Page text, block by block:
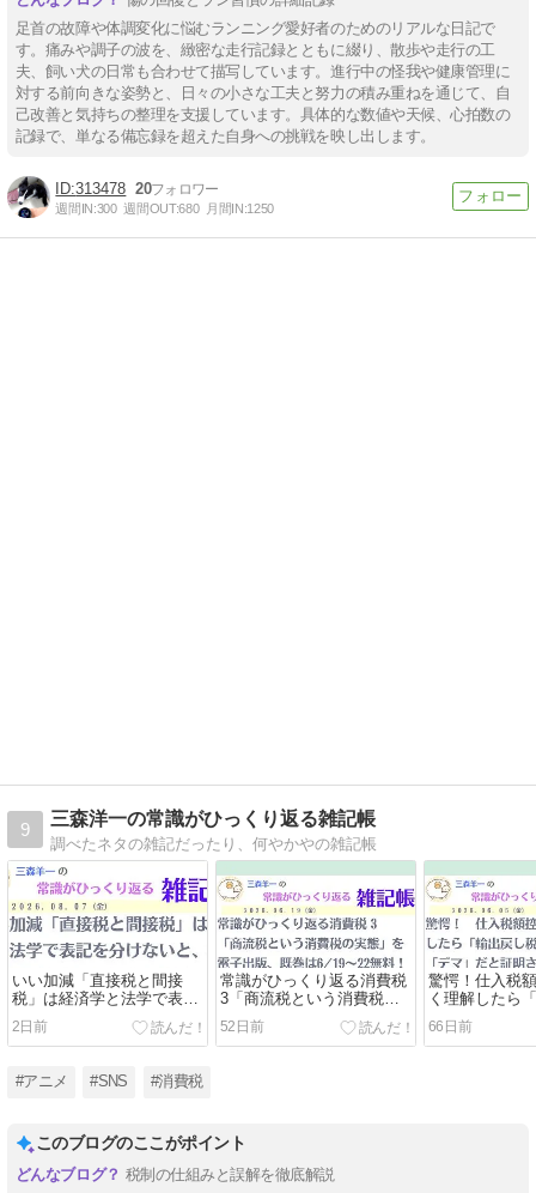
足首の故障や体調変化に悩むランニング愛好者のためのリアルな日記で
す。痛みや調子の波を、緻密な走行記録とともに綴り、散歩や走行の工
夫、飼い犬の日常も合わせて描写しています。進行中の怪我や健康管理に
対する前向きな姿勢と、日々の小さな工夫と努力の積み重ねを通じて、自
己改善と気持ちの整理を支援しています。具体的な数値や天候、心拍数の
記録で、単なる備忘録を超えた自身への挑戦を映し出します。
313478 20
週間IN:300 週間OUT:680 月間IN:1250
9
三森洋一の常識がひっくり返る雑記帳
調べたネタの雑記だったり、何やかやの雑記帳
いい加減「直接税と間接
税」は経済学と法学で表記
を分けないと、水掛け論で
議論にもなりゃしない
2日前
常識がひっくり返る消費税
3「商流税という消費税の
実態」を電子出版、既巻は
6/19～22無料！
52日前
驚愕！仕入税
く理解したら
はデマ」こそ
と証明された！
66日前
#アニメ #SNS #消費税
このブログのここがポイント
税制の仕組みと誤解を徹底解説